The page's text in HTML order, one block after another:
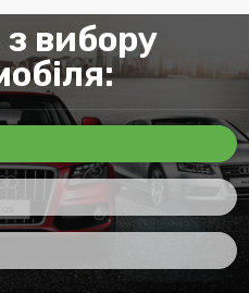
з вибору